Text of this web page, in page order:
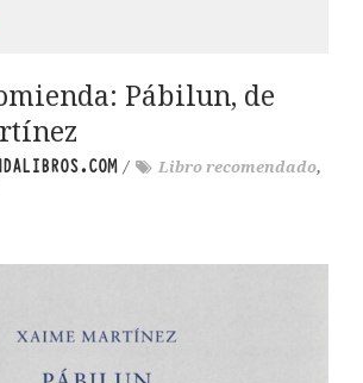
Pábilun, de
/ Libro recomendado,